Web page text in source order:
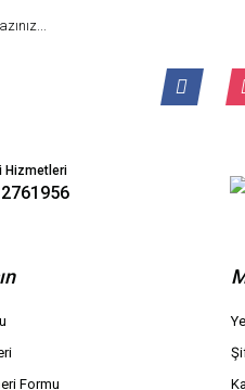
Hizmetleri
Formu